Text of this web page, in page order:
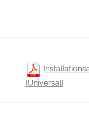
(Universal)